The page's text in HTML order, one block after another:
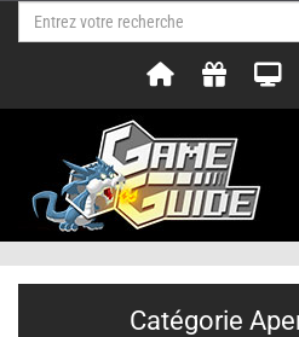
Catégorie